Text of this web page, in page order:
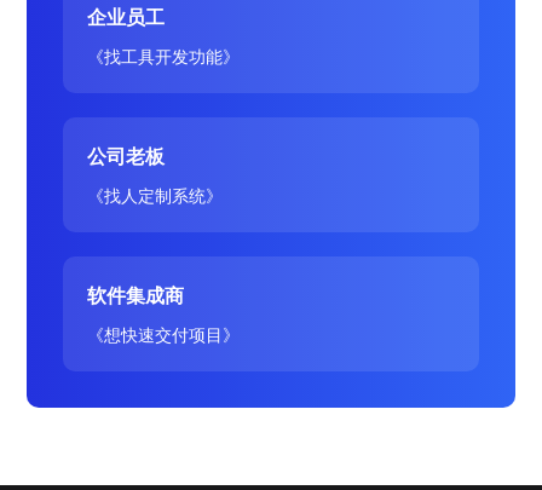
企业员工
《找工具开发功能》
公司老板
《找人定制系统》
软件集成商
《想快速交付项目》